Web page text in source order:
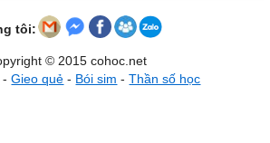
tôi:
© 2015 cohoc.net
-Gieo quẻ - Bói sim -Thần số học